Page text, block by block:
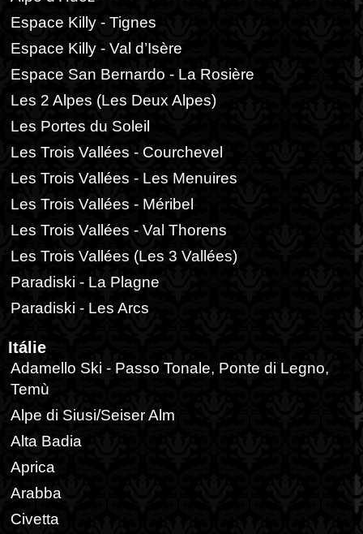
Espace Killy - Tignes
Espace Killy - Val d’Isère
Espace San Bernardo - La Rosière
Les 2 Alpes (Les Deux Alpes)
Les Portes du Soleil
Les Trois Vallées - Courchevel
Les Trois Vallées - Les Menuires
Les Trois Vallées - Méribel
Les Trois Vallées - Val Thorens
Les Trois Vallées (Les 3 Vallées)
Paradiski - La Plagne
Paradiski - Les Arcs
Itálie
Adamello Ski - Passo Tonale, Ponte di Legno,
Temù
Alpe di Siusi/Seiser Alm
Alta Badia
Aprica
Arabba
Civetta